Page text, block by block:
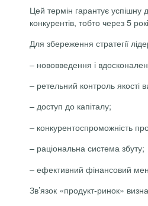
Цей термін гарантує успішну
конкурентів, тобто через 5
Для збереження стратегії
– нововведення і
– ретельний контроль якості
– доступ до капіталу;
– конкурентоспроможність
– раціональна система збуту;
– ефективний фінансовий
Зв’язок «продукт-ринок»